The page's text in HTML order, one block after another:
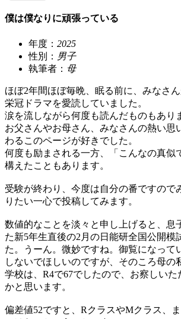
僕は僕なりに頑張っている
年度： 2025
性別： 男子
執筆者： 母
ほぼ2年間ほぼ毎晩、眠る前に、みなさ
栄冠ドラマを愛読していました。
涙を流しながら何度も読んだものもあり
お父さんやお母さん、みなさんの熱い思
わるこのページが好きでした。
何度も励まされる一方、「こんなの真似
構えたこともあります。
受験が終わり、今度は自分の番ですので
りたい一心で投稿してみます。
数値的なことを淡々と申し上げると、息
た新5年生直後の2月の日能研全国公開模
た。うーん。微妙ですね。御覧になって
しないでほしいのですが、そのころ母の
学校は、R4で67でしたので、お察しいた
かと思います。
偏差値52ですと、RクラスやMクラス、